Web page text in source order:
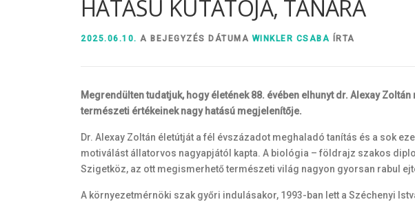
HATÁSÚ KUTATÓJA, TANÁRA
2025.06.10. A BEJEGYZÉS DÁTUMA WINKLER CSABA ÍRTA
Megrendülten tudatjuk, hogy életének 88. évében elhunyt dr. Alexay
természeti értékeinek nagy hatású megjelenítője.
Dr. Alexay Zoltán életútját a fél évszázadot meghaladó tanítás és a sok
motiválást állatorvos nagyapjától kapta. A biológia – földrajz szakos
Szigetköz, az ott megismerhető természeti világ nagyon gyorsan rabul
A környezetmérnöki szak győri indulásakor, 1993-ban lett a Széchenyi